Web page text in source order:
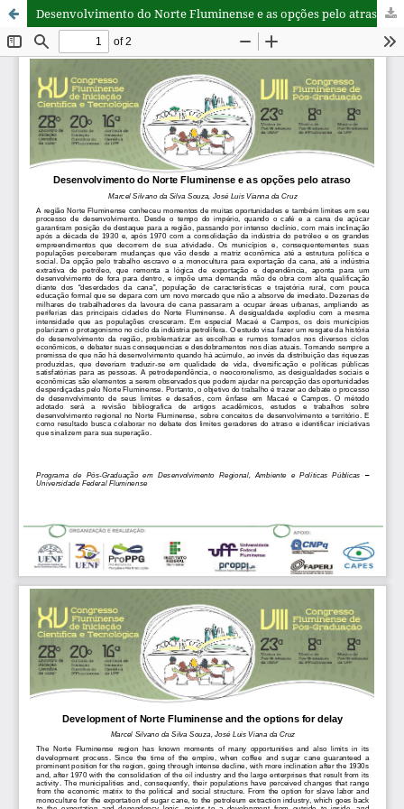
Desenvolvimento do Norte Fluminense e as opções pelo atraso